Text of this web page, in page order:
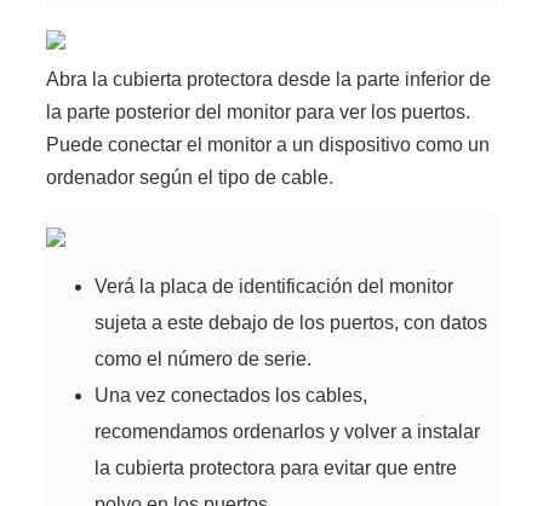
Abra la cubierta protectora desde la parte inferior de
la parte posterior del monitor para ver los puertos.
Puede conectar el monitor a un dispositivo como un
ordenador según el tipo de cable.
Verá la placa de identificación del monitor
sujeta a este debajo de los puertos, con datos
como el número de serie.
Una vez conectados los cables,
recomendamos ordenarlos y volver a instalar
la cubierta protectora para evitar que entre